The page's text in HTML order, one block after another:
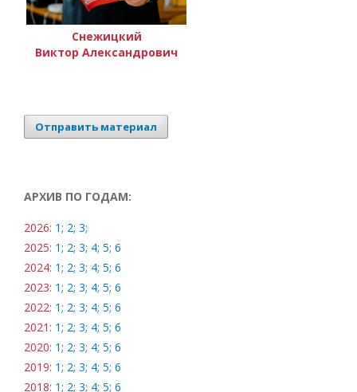
Снежицкий
Виктор Александрович
Отправить материал
АРХИВ ПО ГОДАМ:
2026: 1; 2; 3;
2025: 1; 2; 3; 4; 5; 6
2024: 1; 2; 3; 4; 5; 6
2023: 1; 2; 3; 4; 5; 6
2022: 1; 2; 3; 4; 5; 6
2021: 1; 2; 3; 4; 5; 6
2020: 1; 2; 3; 4; 5; 6
2019: 1; 2; 3; 4; 5; 6
2018: 1; 2; 3; 4; 5; 6